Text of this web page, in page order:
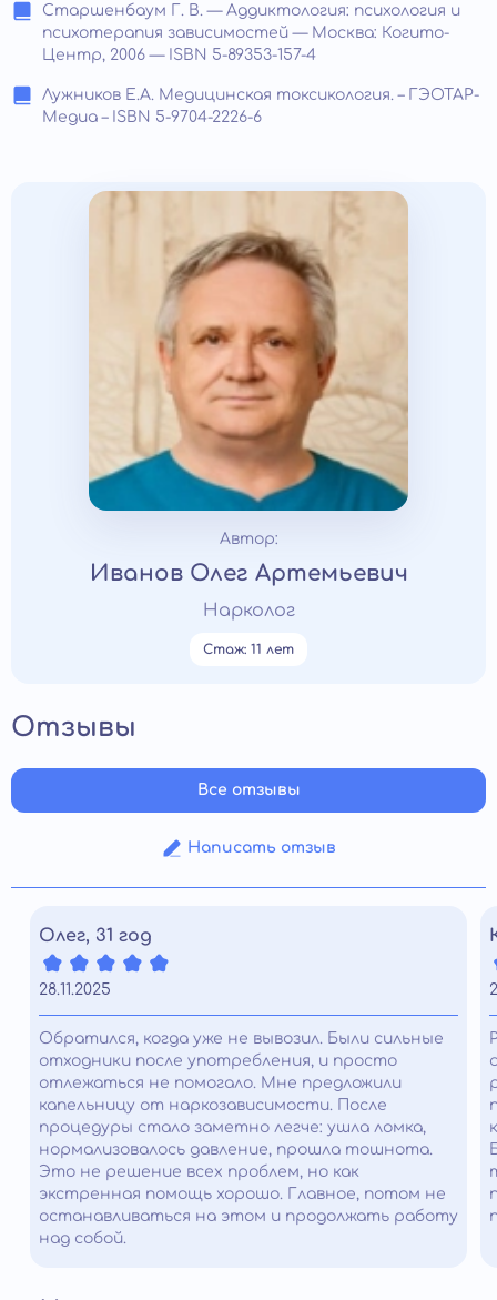
Старшенбаум Г. В. — Аддиктология: психология и
психотерапия зависимостей — Москва: Когито-
Центр, 2006 — ISBN 5-89353-157-4
Лужников Е.А. Медицинская токсикология. – ГЭОТАР-
Медиа – ISBN 5-9704-2226-6
Автор:
Иванов Олег Артемьевич
Нарколог
Стаж: 11 лет
Отзывы
Написать отзыв
Все отзывы
Олег, 31 год
28.11.2025
Обратился, когда уже не вывозил. Были сильные
отходники после употребления, и просто
отлежаться не помогало. Мне предложили
капельницу от наркозависимости. После
процедуры стало заметно легче: ушла ломка,
нормализовалось давление, прошла тошнота.
Это не решение всех проблем, но как
экстренная помощь хорошо. Главное, потом не
останавливаться на этом и продолжать работу
над собой.